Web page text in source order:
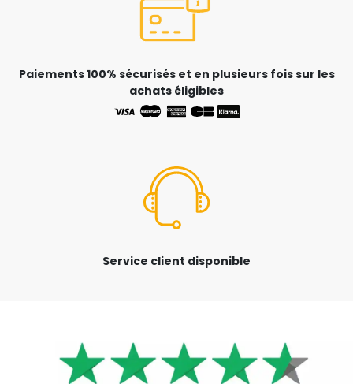
Paiements 100% sécurisés et en plusieurs fois sur les
achats éligibles
Service client disponible